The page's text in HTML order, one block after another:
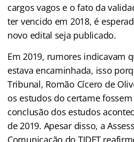
cargos vagos e o fato da
ter vencido em 2018, é
novo edital seja publicado.
Em 2019, rumores indicavam
estava encaminhada, isso
Tribunal, Romão Cícero de
os estudos do certame
conclusão dos estudos
de 2019. Apesar disso, a
Comunicação do TJDFT